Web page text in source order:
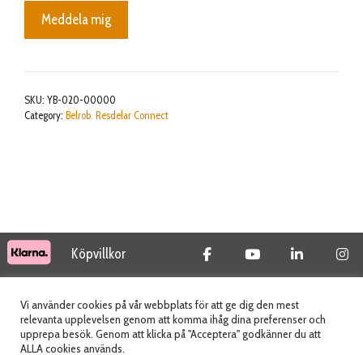
Meddela mig
SKU: YB-020-00000
Category: Belrob. Resdelar Connect
Köpvillkor
© 2026 Tidab AB - All Rights Reserved
Vi använder cookies på vår webbplats för att ge dig den mest
relevanta upplevelsen genom att komma ihåg dina preferenser och
upprepa besök. Genom att klicka på "Acceptera" godkänner du att
ALLA cookies används.